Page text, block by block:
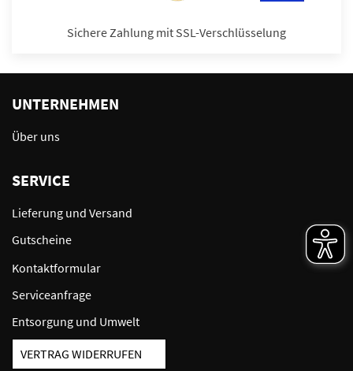
Sichere Zahlung mit SSL-Verschlüsselung
UNTERNEHMEN
Über uns
SERVICE
Lieferung und Versand
Gutscheine
Kontaktformular
Serviceanfrage
Entsorgung und Umwelt
VERTRAG WIDERRUFEN